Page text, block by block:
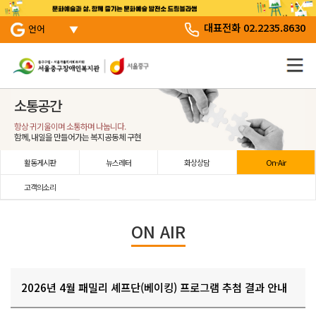
본문 바로 가기
서브 메뉴 바로가기
주 메뉴 바로 가기
언어 대표전화 02.2235.8630
소통공간
항상 귀기울이며 소통하며 나눕니다.
함께, 내일을 만들어가는 복지공동체 구현
활동게시판 뉴스레터 화상상담 On-Air
고객의소리
ON AIR
2026년 4월 패밀리 셰프단(베이킹) 프로그램 추첨 결과 안내